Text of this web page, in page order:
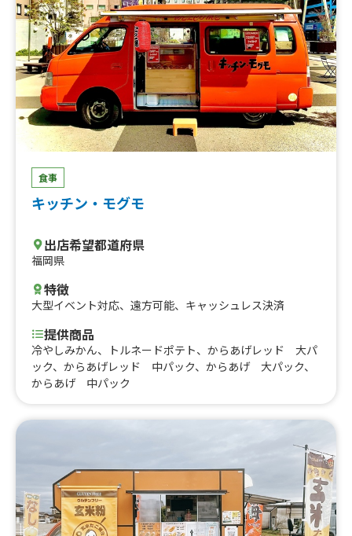
食事
キッチン・モグモ
出店希望都道府県
福岡県
特徴
大型イベント対応、 遠方可能、 キャッシュレス決済
提供商品
冷やしみかん、トルネードポテト、からあげレッド 大パ
ック、からあげレッド 中パック、からあげ 大パック、
からあげ 中パック